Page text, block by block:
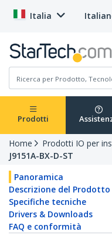
Italia
Prodotti
Home Prodotti IO per
J9151A-BX-D-ST
Panoramica
Descrizione del Prodotto
Specifiche tecniche
Drivers & Downloads
FAQ e conformità